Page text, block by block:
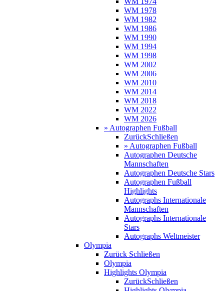
WM 1978
WM 1982
WM 1986
WM 1990
WM 1994
WM 1998
WM 2002
WM 2006
WM 2010
WM 2014
WM 2018
WM 2022
WM 2026
» Autographen Fußball
ZurückSchließen
» Autographen Fußball
Autographen Deutsche
Mannschaften
Autographen Deutsche Stars
Autographen Fußball
Highlights
Autographs Internationale
Mannschaften
Autographs Internationale
Stars
Autographs Weltmeister
Olympia
Zurück Schließen
Olympia
Highlights Olympia
ZurückSchließen